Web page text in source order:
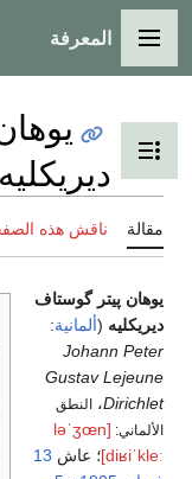
القائمة الرئيسية
المعرفة
تبديل عرض جدول
ديريكليه
مقالة ناقش هذه
يوهان پيتر گوستاف
ديريكليه (ألمانية:
Johann Peter
Gustav Lejeune
Dirichlet، النطق
الألماني:
[ləˈʒœn
diʁiˈkleː] ؛ عاش 13